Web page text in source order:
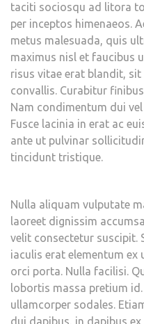
taciti sociosqu ad litora
per inceptos himenaeos.
metus malesuada, quis
maximus nisl et faucibus
risus vitae erat blandit,
convallis. Curabitur
Nam condimentum dui
Fusce lacinia in erat ac
ante ut pulvinar
tincidunt tristique.
Nulla aliquam vulputate
laoreet dignissim
velit consectetur suscipit.
iaculis erat elementum
orci porta. Nulla facilisi.
lobortis massa pretium
ullamcorper sodales.
dui dapibus, in dapibus